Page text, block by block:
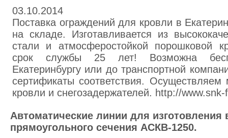
03.10.2014
Поставка ограждений для кровли в
на складе. Изготавливается из
стали и атмосферостойкой порошковой
срок службы 25 лет! Возможна
Екатеринбургу или до транспортной
сертификаты соответствия.
кровли и снегозадержателей. http://www.snk-
Автоматические линии для изготовления
прямоугольного сечения АСКВ-1250.